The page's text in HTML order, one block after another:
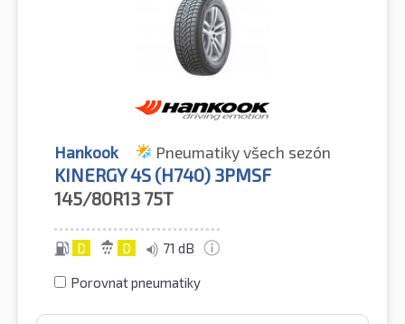
Hankook Pneumatiky všech sezón
KINERGY 4S (H740) 3PMSF
145/80R13 75T
D D 71 dB
Porovnat pneumatiky